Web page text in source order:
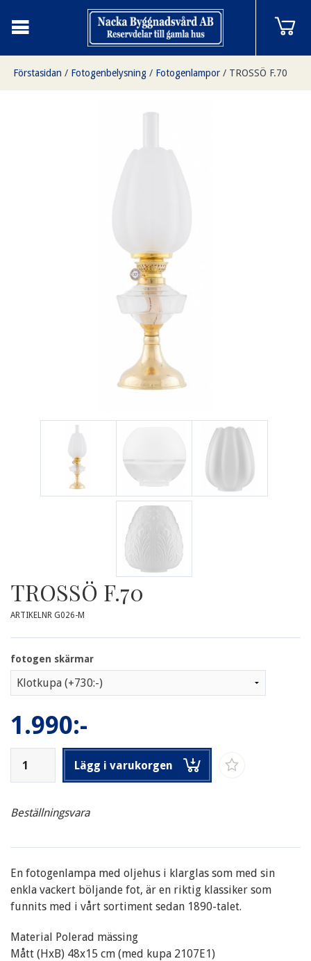
Förstasidan / Fotogenbelysning / Fotogenlampor / TROSSÖ F.70
TROSSÖ F.70
ARTIKELNR G026-M
fotogen skärmar
1.990:-
Lägg i varukorgen
Beställningsvara
En fotogenlampa med oljehus i klarglas som med sin
enkla vackert böljande fot, är en riktig klassiker som
funnits med i vårt sortiment sedan 1890-talet.
Material Polerad mässing
Mått (HxB) 48x15 cm (med kupa 2107E1)